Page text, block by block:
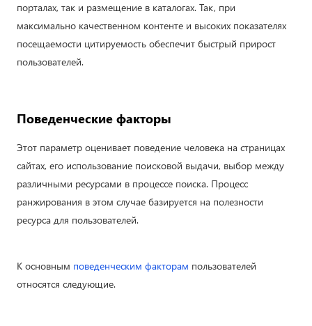
порталах, так и размещение в каталогах. Так, при
максимально качественном контенте и высоких показателях
посещаемости цитируемость обеспечит быстрый прирост
пользователей.
Поведенческие факторы
Этот параметр оценивает поведение человека на страницах
сайтах, его использование поисковой выдачи, выбор между
различными ресурсами в процессе поиска. Процесс
ранжирования в этом случае базируется на полезности
ресурса для пользователей.
К основным поведенческим факторам пользователей
относятся следующие.